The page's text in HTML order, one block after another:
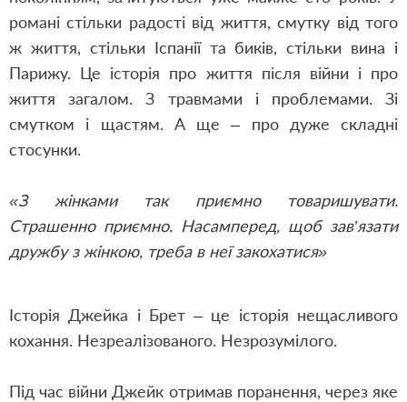
романі стільки радості від життя, смутку від того
ж життя, стільки Іспанії та биків, стільки вина і
Парижу. Це історія про життя після війни і про
життя загалом. З травмами і проблемами. Зі
смутком і щастям. А ще – про дуже складні
стосунки.
«З жінками так приємно товаришувати.
Страшенно приємно. Насамперед, щоб зав’язати
дружбу з жінкою, треба в неї закохатися»
Історія Джейка і Брет – це історія нещасливого
кохання. Незреалізованого. Незрозумілого.
Під час війни Джейк отримав поранення, через яке